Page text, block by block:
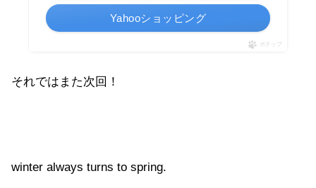
Yahooショッピング
ポチップ
それではまた次回！
winter always turns to spring.